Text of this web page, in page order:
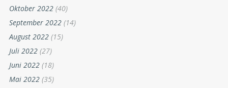
Oktober 2022 (40)
September 2022 (14)
August 2022 (15)
Juli 2022 (27)
Juni 2022 (18)
Mai 2022 (35)